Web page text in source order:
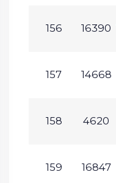
156 16390
157 14668
158 4620
159 16847